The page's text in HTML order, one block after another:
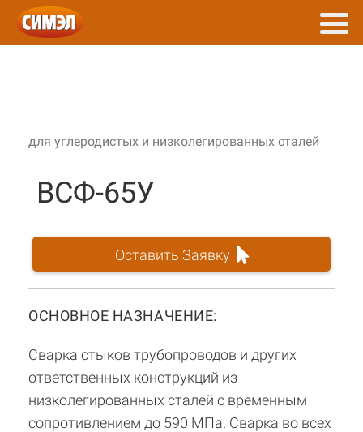
для углеродистых и низколегированных сталей
ВСФ-65У
Оставить Заявку
ОСНОВНОЕ НАЗНАЧЕНИЕ:
Сварка стыков трубопроводов и других
ответственных конструкций из
низколегированных сталей с временным
сопротивлением до 590 МПа. Сварка во всех